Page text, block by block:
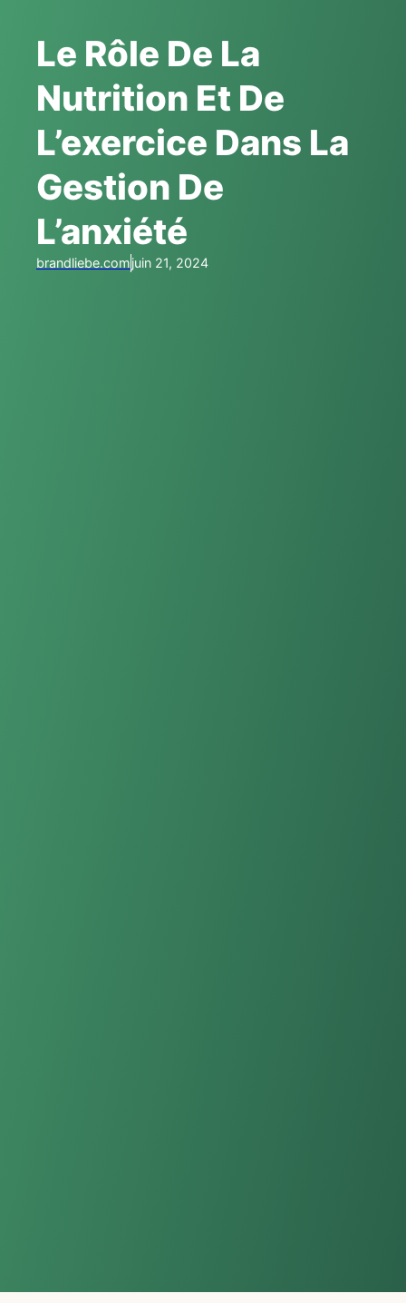
Le Rôle De La
Nutrition Et De
L’exercice Dans La
Gestion De
L’anxiété
brandliebe.comjuin 21, 2024